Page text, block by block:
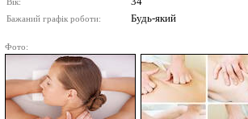
Бажаний графік роботи: Будь-який
Фото: